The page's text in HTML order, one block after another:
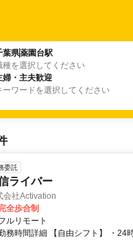
葉県薬園台駅
種を選択してください
婦・主夫歓迎
ーワードを選択してください
委託
ライバー
会社Activation
全歩合制
ルリモート
務時間詳細 【自由シフト】 ・24